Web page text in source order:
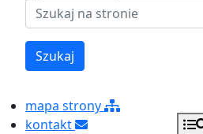
Szukaj
mapa strony
kontakt